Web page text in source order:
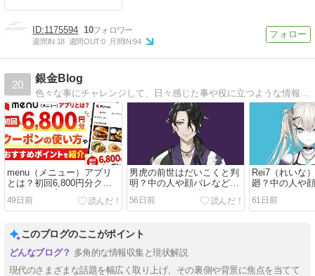
1175594 10
週間IN:18 週間OUT:0 月間IN:94
20
銀金Blog
menu（メニュー）アプリ
とは？初回6,800円分クー
ポンの使い方やおすすめポ
イントを紹介
49日前
男虎の前世はだいこくと判
明？中の人や顔バレなど現
在わかっている情報まとめ
56日前
Rei7（れいな
廻？中の人や
在わかってい
61日前
このブログのここがポイント
多角的な情報収集と現状解説
現代のさまざまな話題を幅広く取り上げ、その裏側や背景に焦点を当てて